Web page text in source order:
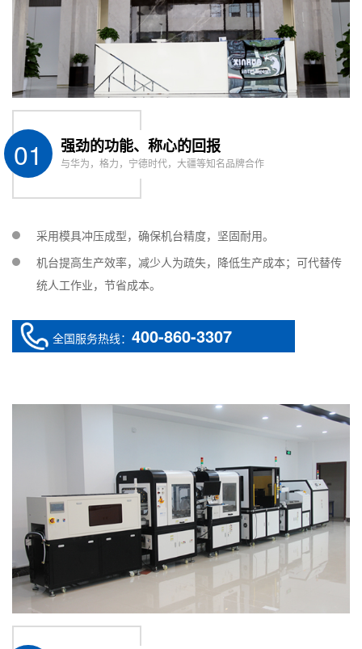
Visual positioning
system
可选配 alternative
输送方式
Transmission
method
链条式传动，可调范围50~400mm
drive, adjustable range of
运动插补功能
Interpolation
3 axis(3D立体空间任意路线皆可)
route in 3D space)
编辑模式Program
Display
非视觉版：手持示教器 视觉版：
visual mode:teach pendant Visual
电源Full-voltage
AC220V 50/60HZ
工作环境温度
Operating
5-40℃
20-90% no condensation
DimensionW*D*H
(mm)
1150*893*1350
重量Weight 约500kg around500kg
01 强劲的功能、称心的回报
与华为，格力，宁德时代，大疆等知名品牌合作
采用模具冲压成型，确保机台精度，坚固耐用。
机台提高生产效率，减少人为疏失，降低生产成本；可代替传
统人工作业，节省成本。
全国服务热线： 400-860-3307